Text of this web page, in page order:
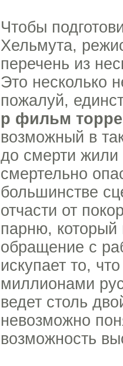
Чтобы
Хельмута,
перечень из
Это несколько
пожалуй,
p фильм
возможный в
до смерти жили
смертельно
большинстве
отчасти от
парню, который
обращение с
искупает то,
миллионами
ведет столь
невозможно
возможность